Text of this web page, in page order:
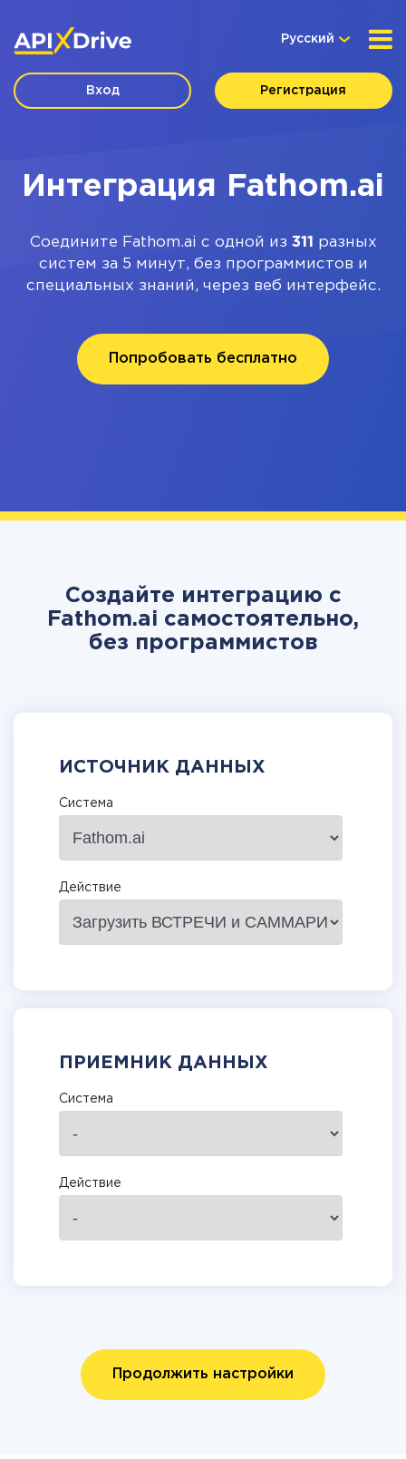
Русский
Вход Регистрация
Интеграция Fathom.ai
Соедините Fathom.ai с одной из 311
разных
систем за 5 минут, без программистов и
специальных знаний, через веб интерфейс.
Попробовать бесплатно
Создайте интеграцию с
Fathom.ai самостоятельно,
без программистов
ИСТОЧНИК ДАННЫХ
Система
Действие
ПРИЕМНИК ДАННЫХ
Система
Действие
Продолжить настройки